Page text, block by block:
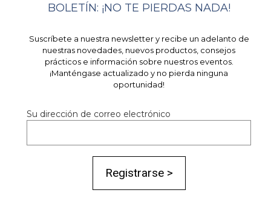
BOLETÍN: ¡NO TE PIERDAS NADA!
Suscríbete a nuestra newsletter y recibe un adelanto de
nuestras novedades, nuevos productos, consejos
prácticos e información sobre nuestros eventos.
¡Manténgase actualizado y no pierda ninguna
oportunidad!
Su dirección de correo electrónico